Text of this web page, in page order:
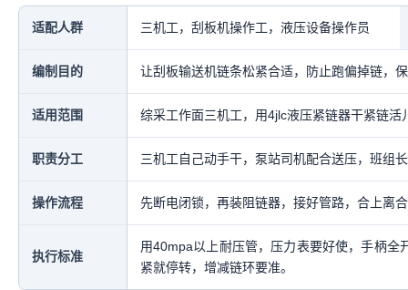
适配人群 三机工，刮板机操作工，液压设备操作员
编制目的 让刮板输送机链条松紧合适，防止跑偏掉链，
适用范围 综采工作面三机工，用4jlc液压紧链器干紧链活
职责分工 三机工自己动手干，泵站司机配合送压，班组
操作流程 先断电闭锁，再装阻链器，接好管路，合上离
执行标准
用40mpa以上耐压管，压力表要好使，手柄
紧就停转，增减链环要准。